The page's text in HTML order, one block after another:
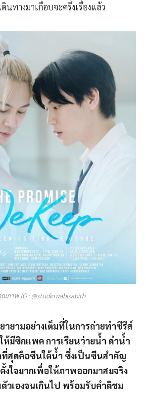
นทางมาเกือบจะครึ่งเรื่องแล้ว
ภาพ IG : @studiowabisabith
ายามอย่างเต็มที่ในการถ่ายทำซีรีส์
มีซิกแพค การเรียนว่ายน้ำ ดำน้ำ
ที่สุดคือซีนใต้น้ำ ซึ่งเป็นซีนสำคัญ
งใจมากเพื่อให้ภาพออกมาสมจริง
วเองจนเกินไป พร้อมรับคำติชม